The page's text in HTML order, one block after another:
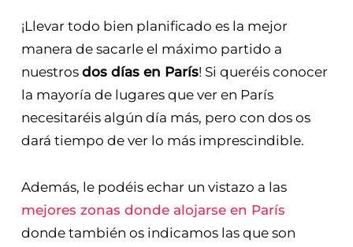
¡Llevar todo bien planificado es la mejor
manera de sacarle el máximo partido a
nuestros dos días en París! Si queréis conocer
la mayoría de lugares que ver en París
necesitaréis algún día más, pero con dos os
dará tiempo de ver lo más imprescindible.
Además, le podéis echar un vistazo a las
mejores zonas donde alojarse en París
donde también os indicamos las que son